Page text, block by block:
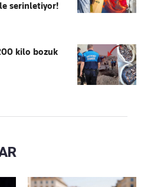
serinletiyor!
kilo bozuk